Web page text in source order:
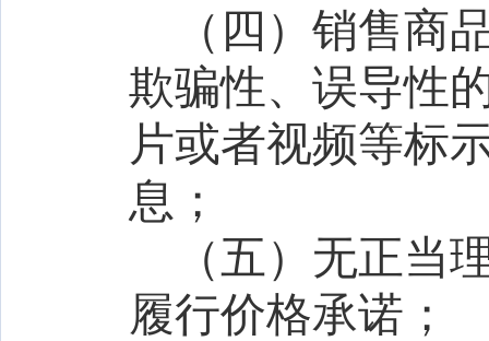
（四）销售商
欺骗性、误导性
片或者视频等标
息；
（五）无正当
履行价格承诺；